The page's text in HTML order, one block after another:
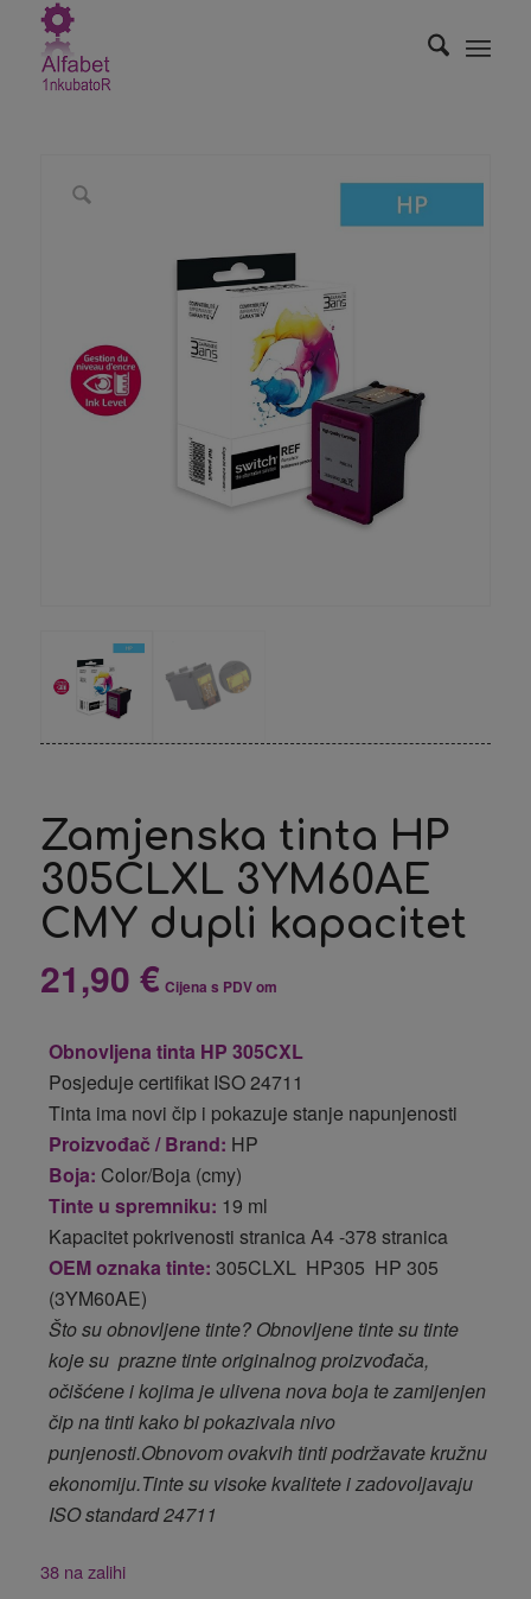
Zamjenska tinta HP
305CLXL 3YM60AE
CMY dupli kapacitet
21,90 € Cijena s PDV om
Obnovljena tinta HP 305CXL
Posjeduje certifikat ISO 24711
Tinta ima novi čip i pokazuje stanje napunjenosti
Proizvođač / Brand: HP
Boja: Color/Boja (cmy)
Tinte u spremniku: 19 ml
Kapacitet pokrivenosti stranica A4 -378 stranica
OEM oznaka tinte: 305CLXL HP305 HP 305
(3YM60AE)
Što su obnovljene tinte? Obnovljene tinte su tinte
koje su prazne tinte originalnog proizvođača,
očišćene i kojima je ulivena nova boja te zamijenjen
čip na tinti kako bi pokazivala nivo
punjenosti.Obnovom ovakvih tinti podržavate kružnu
ekonomiju.Tinte su visoke kvalitete i zadovoljavaju
ISO standard 24711
38 na zalihi